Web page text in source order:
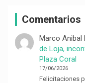
Comentarios
Marco Anibal
de Loja,
Plaza Coral
17/06/2026
Felicitaciones